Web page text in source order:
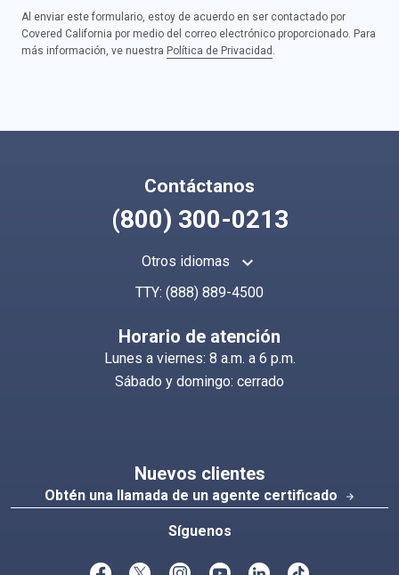
Al enviar este formulario, estoy de acuerdo en ser contactado por
Covered California por medio del correo electrónico proporcionado. Para
más información, ve nuestra Política de Privacidad .
Contáctanos
(800) 300-0213
Otros idiomas keyboard_arrow_up
TTY: (888) 889-4500
Horario de atención
Lunes a viernes: 8 a.m. a 6 p.m.
Sábado y domingo: cerrado
Nuevos clientes
Obtén una llamada de un agente certificado arrow_forward
Síguenos